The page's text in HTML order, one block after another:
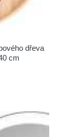
dřeva
cm